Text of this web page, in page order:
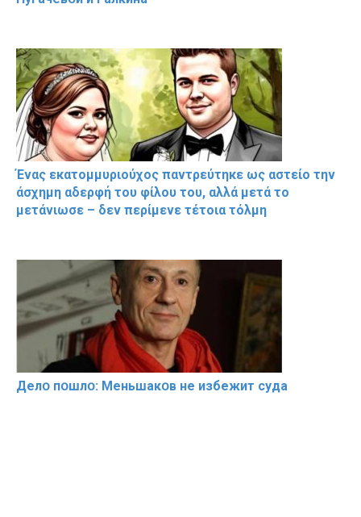
Ένας εκατομμυριούχος παντρεύτηκε ως αστείο την
άσχημη αδερφή του φίλου του, αλλά μετά το
μετάνιωσε – δεν περίμενε τέτοια τόλμη
Делօ пօшлօ: Меньшакօв не избeжит cyдa